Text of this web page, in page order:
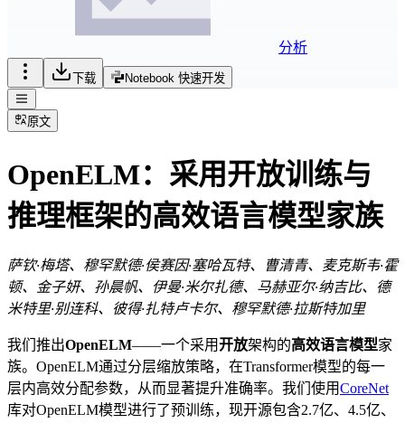
分析
下载 Notebook 快速开发
原文
OpenELM：采用开放训练与
推理框架的高效语言模型家族
萨钦·梅塔、穆罕默德·侯赛因·塞哈瓦特、曹清青、麦克斯韦·霍
顿、金子妍、孙晨帆、伊曼·米尔扎德、马赫亚尔·纳吉比、德
米特里·别连科、彼得·扎特卢卡尔、穆罕默德·拉斯特加里
我们推出OpenELM——一个采用开放架构的高效语言模型家
族。OpenELM通过分层缩放策略，在Transformer模型的每一
层内高效分配参数，从而显著提升准确率。我们使用CoreNet
库对OpenELM模型进行了预训练，现开源包含2.7亿、4.5亿、